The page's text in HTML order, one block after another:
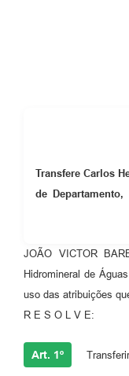
Transfere Carlos
de
JOÃO VICTOR
Hidromineral de
uso das atribuições
R E S O L V E:
Art. 1º